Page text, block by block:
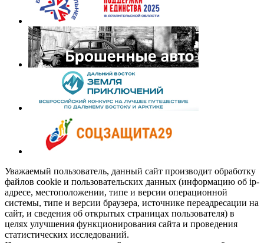
Уважаемый пользователь, данный сайт производит обработку
файлов cookie и пользовательских данных (информацию об ip-
адресе, местоположении, типе и версии операционной
системы, типе и версии браузера, источнике переадресации на
сайт, и сведения об открытых страницах пользователя) в
целях улучшения функционирования сайта и проведения
статистических исследований.